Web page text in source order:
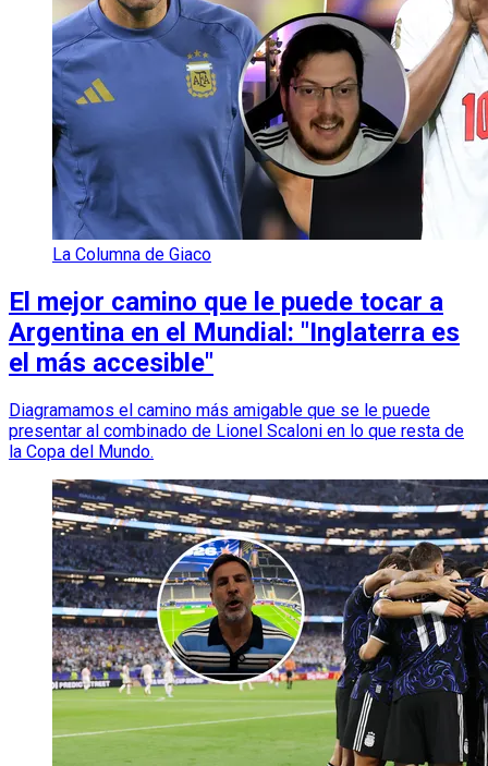
La Columna de Giaco
El mejor camino que le puede tocar a
Argentina en el Mundial: "Inglaterra es
el más accesible"
Diagramamos el camino más amigable que se le puede
presentar al combinado de Lionel Scaloni en lo que resta de
la Copa del Mundo.